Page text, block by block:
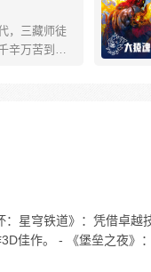
，三藏师徒
辛万苦到达
找到唐三藏
徒弟们，组
星穹铁道》：凭借卓越
佳作。 - 《堡垒之夜》